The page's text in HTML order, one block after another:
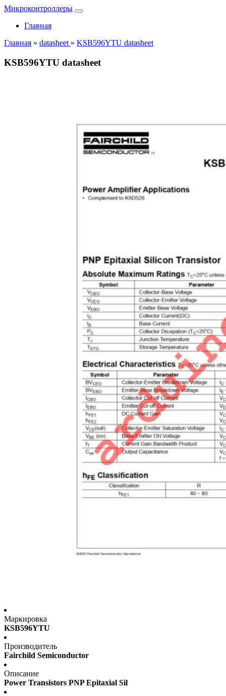
Микроконтроллеры
Главная
Главная » datasheet » KSB596YTU datasheet
KSB596YTU datasheet
Маркировка
KSB596YTU
Производитель
Fairchild Semiconductor
Описание
Power Transistors PNP Epitaxial Sil